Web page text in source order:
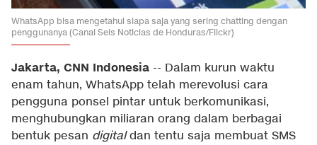
WhatsApp bisa mengetahui siapa saja yang sering chatting dengan
penggunanya (Canal Seis Noticias de Honduras/Flickr)
Jakarta, CNN Indonesia -- Dalam kurun waktu
enam tahun, WhatsApp telah merevolusi cara
pengguna ponsel pintar untuk berkomunikasi,
menghubungkan miliaran orang dalam berbagai
bentuk pesan digitaldan tentu saja membuat SMS